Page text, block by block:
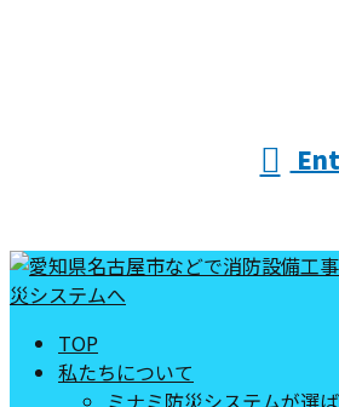
TOP
私たちについて
ミナミ防災システムが選